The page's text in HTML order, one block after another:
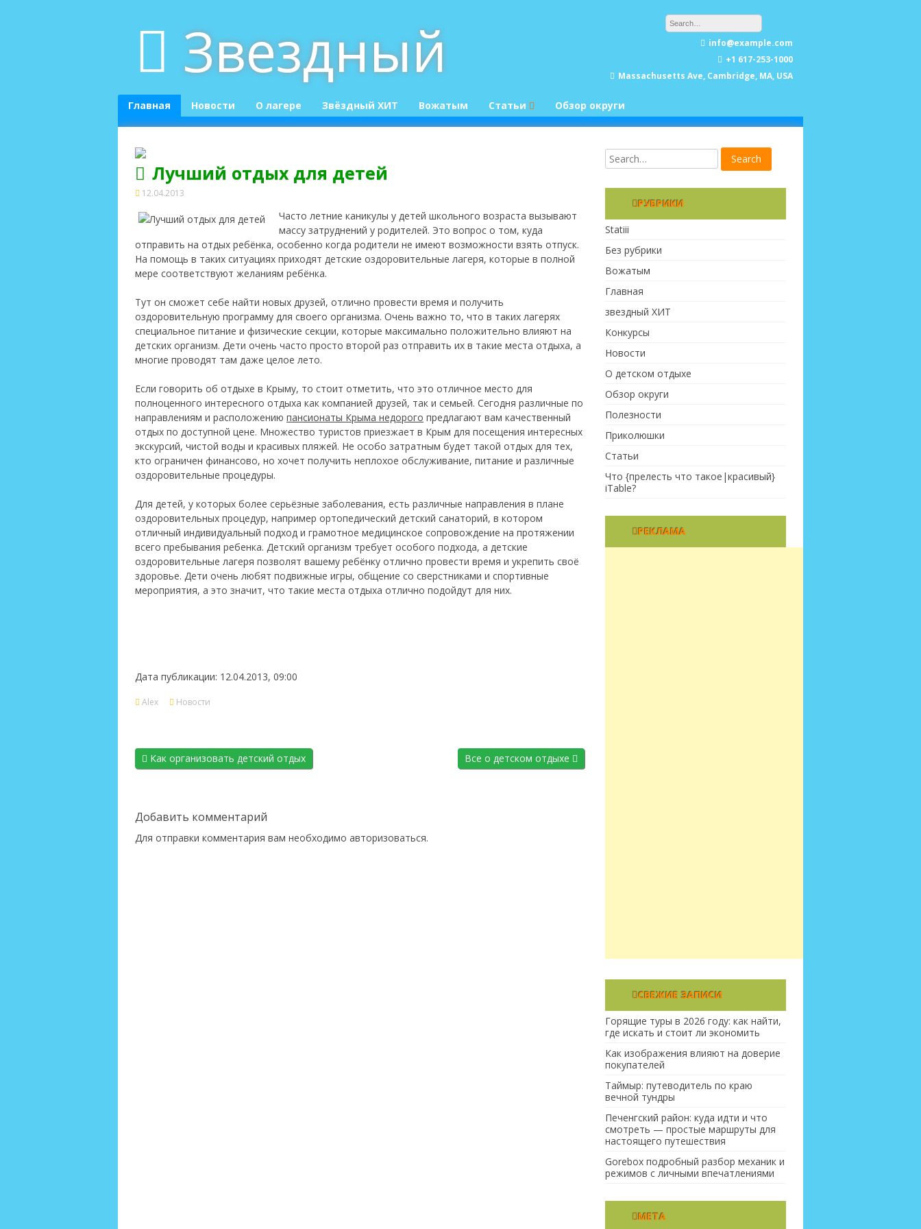
content
Звездный
info@example.com
+1 617-253-1000
Massachusetts Ave, Cambridge, MA, USA
Главная Новости О лагере Звёздный ХИТ Вожатым
Статьи
Конкурсы
Обзор округи
Лучший отдых для детей
12.04.2013
Часто летние каникулы у детей школьного возраста вызывают
массу затруднений у родителей. Это вопрос о том, куда
отправить на отдых ребёнка, особенно когда родители не имеют возможности взять отпуск.
На помощь в таких ситуациях приходят детские оздоровительные лагеря, которые в полной
мере соответствуют желаниям ребёнка.
Тут он сможет себе найти новых друзей, отлично провести время и получить
оздоровительную программу для своего организма. Очень важно то, что в таких лагерях
специальное питание и физические секции, которые максимально положительно влияют на
детских организм. Дети очень часто просто второй раз отправить их в такие места отдыха, а
многие проводят там даже целое лето.
Если говорить об отдыхе в Крыму, то стоит отметить, что это отличное место для
полноценного интересного отдыха как компанией друзей, так и семьей. Сегодня различные по
направлениям и расположению пансионаты Крыма недорого предлагают вам качественный
отдых по доступной цене. Множество туристов приезжает в Крым для посещения интересных
экскурсий, чистой воды и красивых пляжей. Не особо затратным будет такой отдых для тех,
кто ограничен финансово, но хочет получить неплохое обслуживание, питание и различные
оздоровительные процедуры.
Для детей, у которых более серьёзные заболевания, есть различные направления в плане
оздоровительных процедур, например ортопедический детский санаторий, в котором
отличный индивидуальный подход и грамотное медицинское сопровождение на протяжении
всего пребывания ребенка. Детский организм требует особого подхода, а детские
оздоровительные лагеря позволят вашему ребёнку отлично провести время и укрепить своё
здоровье. Дети очень любят подвижные игры, общение со сверстниками и спортивные
мероприятия, а это значит, что такие места отдыха отлично подойдут для них.
Дата публикации: 12.04.2013, 09:00
Alex Новости
Как организовать детский отдых Все о детском отдыхе
Добавить комментарий
Для отправки комментария вам необходимо авторизоваться.
РУБРИКИ
Statiii
Без рубрики
Вожатым
Главная
звездный ХИТ
Конкурсы
Новости
О детском отдыхе
Обзор округи
Полезности
Приколюшки
Статьи
Что {прелесть что такое|красивый}
iTable?
РЕКЛАМА
СВЕЖИЕ ЗАПИСИ
Горящие туры в 2026 году: как найти,
где искать и стоит ли экономить
Как изображения влияют на доверие
покупателей
Таймыр: путеводитель по краю
вечной тундры
Печенгский район: куда идти и что
смотреть — простые маршруты для
настоящего путешествия
Gorebox подробный разбор механик и
режимов с личными впечатлениями
МЕТА